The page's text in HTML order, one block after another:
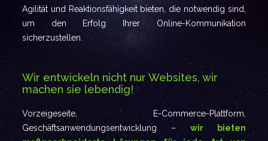
Agilität und Reaktionsfähigkeit bieten, die notwendig sind,
um den Erfolg Ihrer Online-Kommunikation
sicherzustellen.
Wir entwickeln nicht nur Websites, wir
machen sie lebendig!
Vorzeigeseite, E-Commerce-Plattform,
Geschäftsanwendungsentwicklung –wir bieten